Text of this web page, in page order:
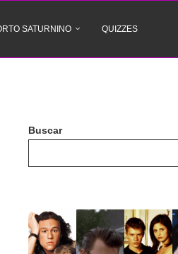
SATURNINO QUIZZES
Buscar